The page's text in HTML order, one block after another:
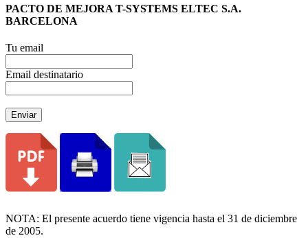
PACTO DE MEJORA T-SYSTEMS ELTEC S.A.
BARCELONA
Tu email
Email destinatario
Enviar
NOTA: El presente acuerdo tiene vigencia hasta el 31 de diciembre
de 2005.